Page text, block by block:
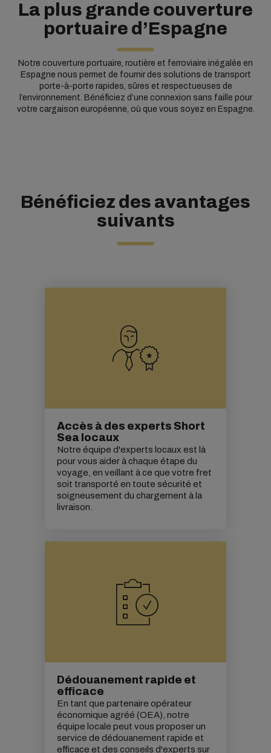
La plus grande couverture
portuaire d’Espagne
Notre couverture portuaire, routière et ferroviaire inégalée en
Espagne nous permet de fournir des solutions de transport
porte-à-porte rapides, sûres et respectueuses de
l’environnement. Bénéficiez d’une connexion sans faille pour
votre cargaison européenne, où que vous soyez en Espagne.
Bénéficiez des avantages
suivants
Accès à des experts Short
Sea locaux
Notre équipe d'experts locaux est là
pour vous aider à chaque étape du
voyage, en veillant à ce que votre fret
soit transporté en toute sécurité et
soigneusement du chargement à la
livraison.
Dédouanement rapide et
efficace
En tant que partenaire opérateur
économique agréé (OEA), notre
équipe locale peut vous proposer un
service de dédouanement rapide et
efficace et des conseils d'experts sur